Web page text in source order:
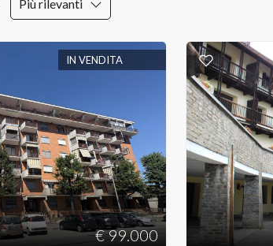
Più rilevanti
IN VENDITA
€ 99.000